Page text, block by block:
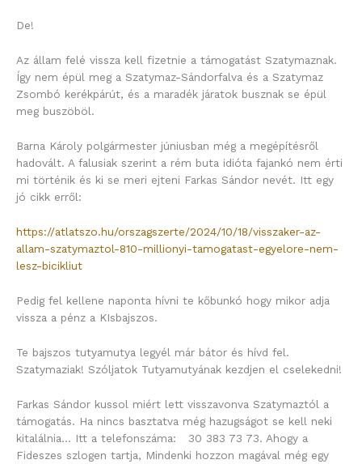
De!
Az állam felé vissza kell fizetnie a támogatást Szatymaznak.
Így nem épül meg a Szatymaz-Sándorfalva és a Szatymaz
Zsombó kerékpárút, és a maradék járatok busznak se épül
meg buszöböl.
Barna Károly polgármester júniusban még a megépítésről
hadovált. A falusiak szerint a rém buta idióta fajankó nem érti
mi történik és ki se meri ejteni Farkas Sándor nevét. Itt egy
jó cikk erről:
https://atlatszo.hu/orszagszerte/2024/10/18/visszaker-az-
allam-szatymaztol-810-millionyi-tamogatast-egyelore-nem-
lesz-bicikliut
Pedig fel kellene naponta hívni te kőbunkó hogy mikor adja
vissza a pénz a KIsbajszos.
Te bajszos tutyamutya legyél már bátor és hívd fel.
Szatymaziak! Szóljatok Tutyamutyának kezdjen el cselekedni!
Farkas Sándor kussol miért lett visszavonva Szatymaztól a
támogatás. Ha nincs basztatva még hazugságot se kell neki
kitalálnia… Itt a telefonszáma: 30 383 73 73. Ahogy a
Fideszes szlogen tartja, Mindenki hozzon magával még egy